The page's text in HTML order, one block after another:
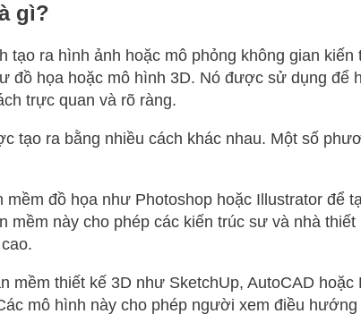
gì?
tạo ra hình ảnh hoặc mô phỏng không gian
đồ họa hoặc mô hình 3D. Nó được sử dụng để
trực quan và rõ ràng.
tạo ra bằng nhiều cách khác nhau. Một số
đồ họa như Photoshop hoặc Illustrator để
mềm này cho phép các kiến trúc sư và nhà
mềm thiết kế 3D như SketchUp, AutoCAD hoặc
mô hình này cho phép người xem điều